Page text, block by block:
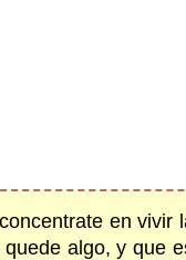
en vivir
algo, y que